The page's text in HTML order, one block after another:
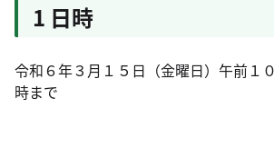
1 日時
令和６年３月１５日（金曜日）午前１
時まで